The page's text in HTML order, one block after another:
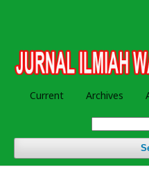
Current Archives